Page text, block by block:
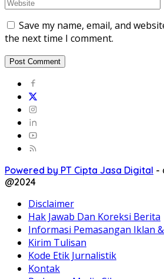
Save my name, email, and
the next time I comment.
Powered by PT Cipta Jasa Digital -
@2024
Disclaimer
Hak Jawab Dan Koreksi Berita
Informasi Pemasangan Iklan
Kirim Tulisan
Kode Etik Jurnalistik
Kontak